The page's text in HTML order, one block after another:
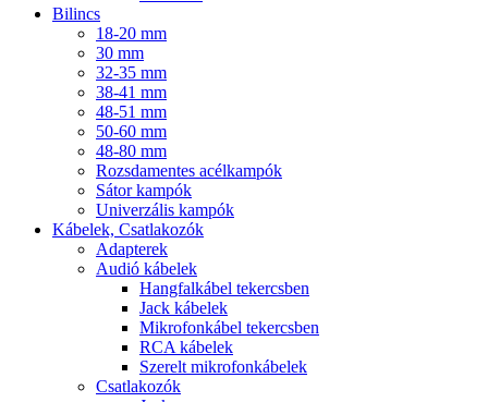
Bilincs
18-20 mm
30 mm
32-35 mm
38-41 mm
48-51 mm
50-60 mm
48-80 mm
Rozsdamentes acélkampók
Sátor kampók
Univerzális kampók
Kábelek, Csatlakozók
Adapterek
Audió kábelek
Hangfalkábel tekercsben
Jack kábelek
Mikrofonkábel tekercsben
RCA kábelek
Szerelt mikrofonkábelek
Csatlakozók